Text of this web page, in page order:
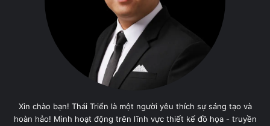
Xin chào bạn! Thái Triển là một người yêu thích sự sáng tạo và
hoàn hảo! Mình hoạt động trên lĩnh vực thiết kế đồ họa - truyền